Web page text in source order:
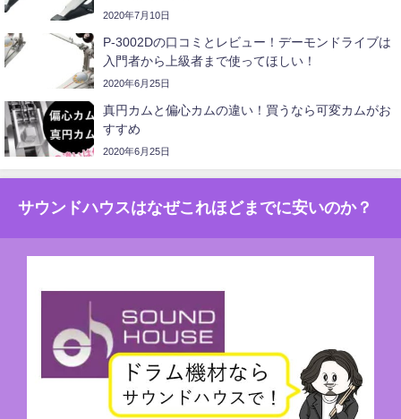
2020年7月10日
P-3002Dの口コミとレビュー！デーモンドライブは
入門者から上級者まで使ってほしい！
2020年6月25日
真円カムと偏心カムの違い！買うなら可変カムがお
すすめ
2020年6月25日
サウンドハウスはなぜこれほどまでに安いのか？